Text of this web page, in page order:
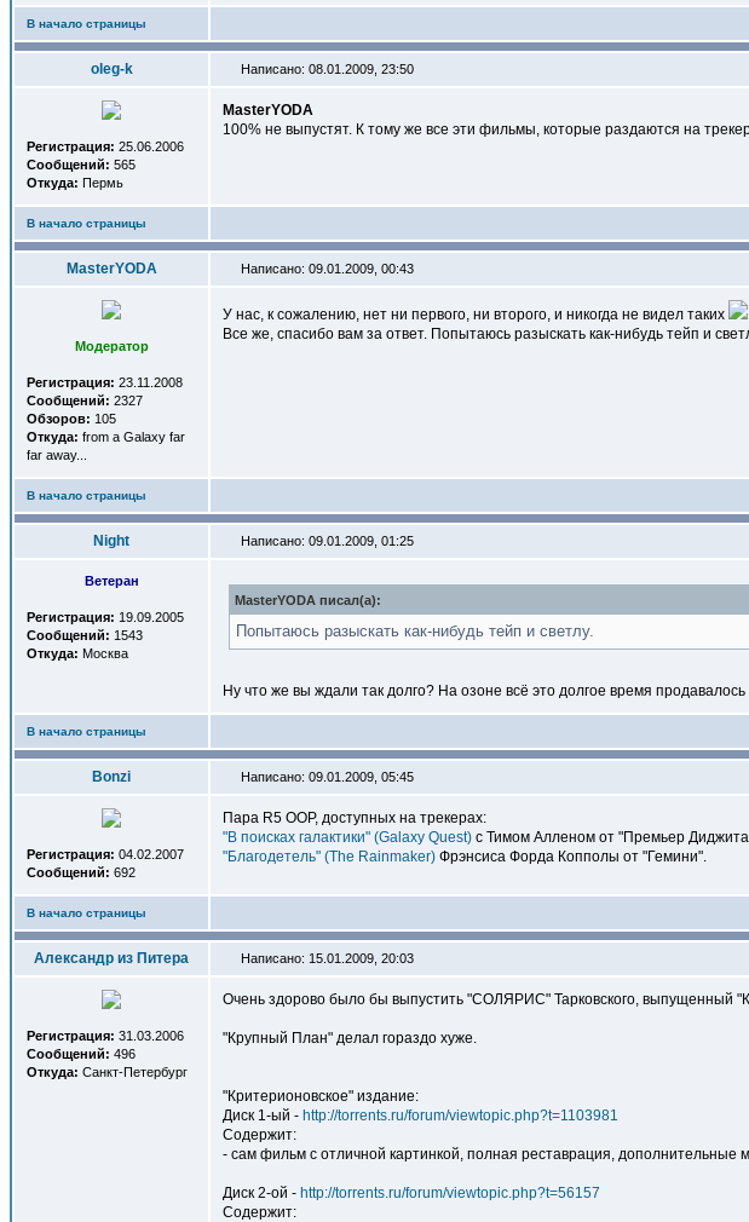
В начало страницы
oleg-k Написано: 08.01.2009, 23:50
Регистрация: 25.06.2006
Сообщений: 565
Откуда: Пермь
MasterYODA
100% не выпустят. К тому же все эти фильмы, которые раздаются на
В начало страницы
MasterYODA Написано: 09.01.2009, 00:43
Модератор
Регистрация: 23.11.2008
Сообщений: 2327
Обзоров: 105
Откуда: from a Galaxy far
far away...
У нас, к сожалению, нет ни первого, ни второго, и никогда не видел таких
Все же, спасибо вам за ответ. Попытаюсь разыскать как-нибудь тейп и
В начало страницы
Night Написано: 09.01.2009, 01:25
Ветеран
Регистрация: 19.09.2005
Сообщений: 1543
Откуда: Москва
MasterYODA писал(a):
Попытаюсь разыскать как-нибудь тейп и светлу.
Ну что же вы ждали так долго? На озоне всё это долгое время продавалось
В начало страницы
Bonzi Написано: 09.01.2009, 05:45
Регистрация: 04.02.2007
Сообщений: 692
Пара R5 OOP, доступных на трекерах:
"В поисках галактики" (Galaxy Quest) с Тимом Алленом от "Премьер
"Благодетель" (The Rainmaker) Фрэнсиса Форда Копполы от "Гемини".
В начало страницы
Александр из Питера Написано: 15.01.2009, 20:03
Регистрация: 31.03.2006
Сообщений: 496
Откуда: Санкт-Петербург
Очень здорово было бы выпустить "СОЛЯРИС" Тарковского, выпущенный
"Крупный План" делал гораздо хуже.
"Критерионовское" издание:
Диск 1-ый - http://torrents.ru/forum/viewtopic.php?t=1103981
Содержит:
- сам фильм с отличной картинкой, полная реставрация, дополнительные
Диск 2-ой - http://torrents.ru/forum/viewtopic.php?t=56157
Содержит: